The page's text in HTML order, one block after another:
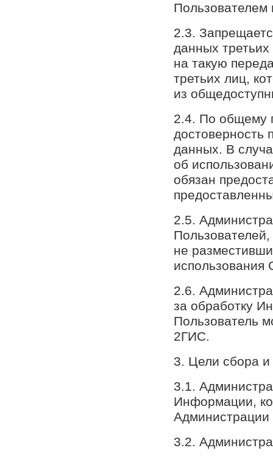
Пользователем
2.3.
данных
на такую
третьих лиц,
из
2.4. По общему
достоверность
данных. В
об
обязан
2.5.
не
использования
2.6.
за обработку
Пользователь
2ГИС.
3. Цели сбора
3.1.
Информации,
3.2.